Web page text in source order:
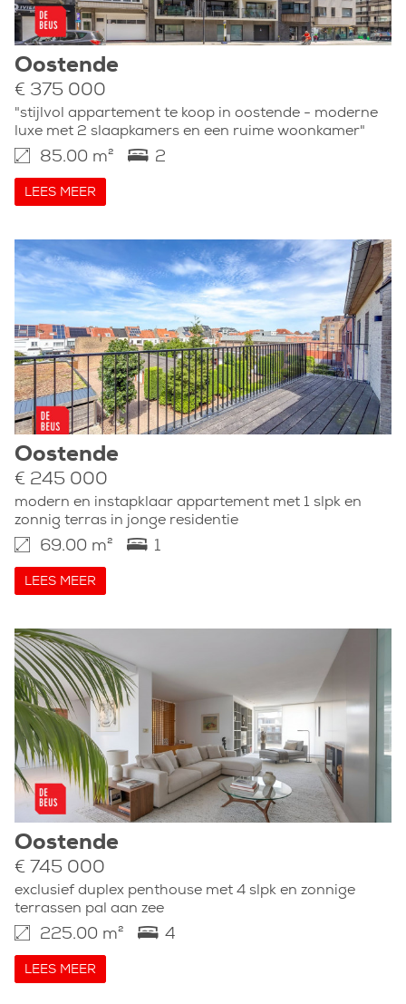
Oostende
€ 375 000
"stijlvol appartement te koop in oostende - moderne
luxe met 2 slaapkamers en een ruime woonkamer"
85.00 m² 2
LEES MEER
Oostende
€ 245 000
modern en instapklaar appartement met 1 slpk en
zonnig terras in jonge residentie
69.00 m² 1
LEES MEER
Oostende
€ 745 000
exclusief duplex penthouse met 4 slpk en zonnige
terrassen pal aan zee
225.00 m² 4
LEES MEER